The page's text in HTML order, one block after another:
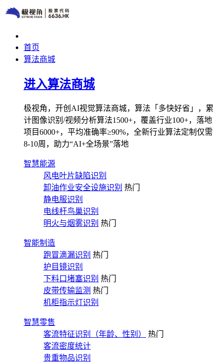
首页
算法商城
进入算法商城
极视角，开创AI视觉算法商城，算法「多快好省」，累
计图像识别/视频分析算法1500+，覆盖行业100+，落地
项目6000+，平均准确率≥90%，全新行业算法定制仅需
8-10周，助力“AI+全场景”落地
智慧能源
风电叶片缺陷识别
卸油作业安全设施识别 热门
静电服识别
电线杆鸟巢识别
明火与烟雾识别 热门
智能制造
跑冒滴漏识别 热门
护目镜识别
下料口堵塞识别 热门
皮带传输监测 热门
机柜指示灯识别
智慧零售
客流特征识别（年龄、性别）
热门
客流密度统计
贵重物品识别